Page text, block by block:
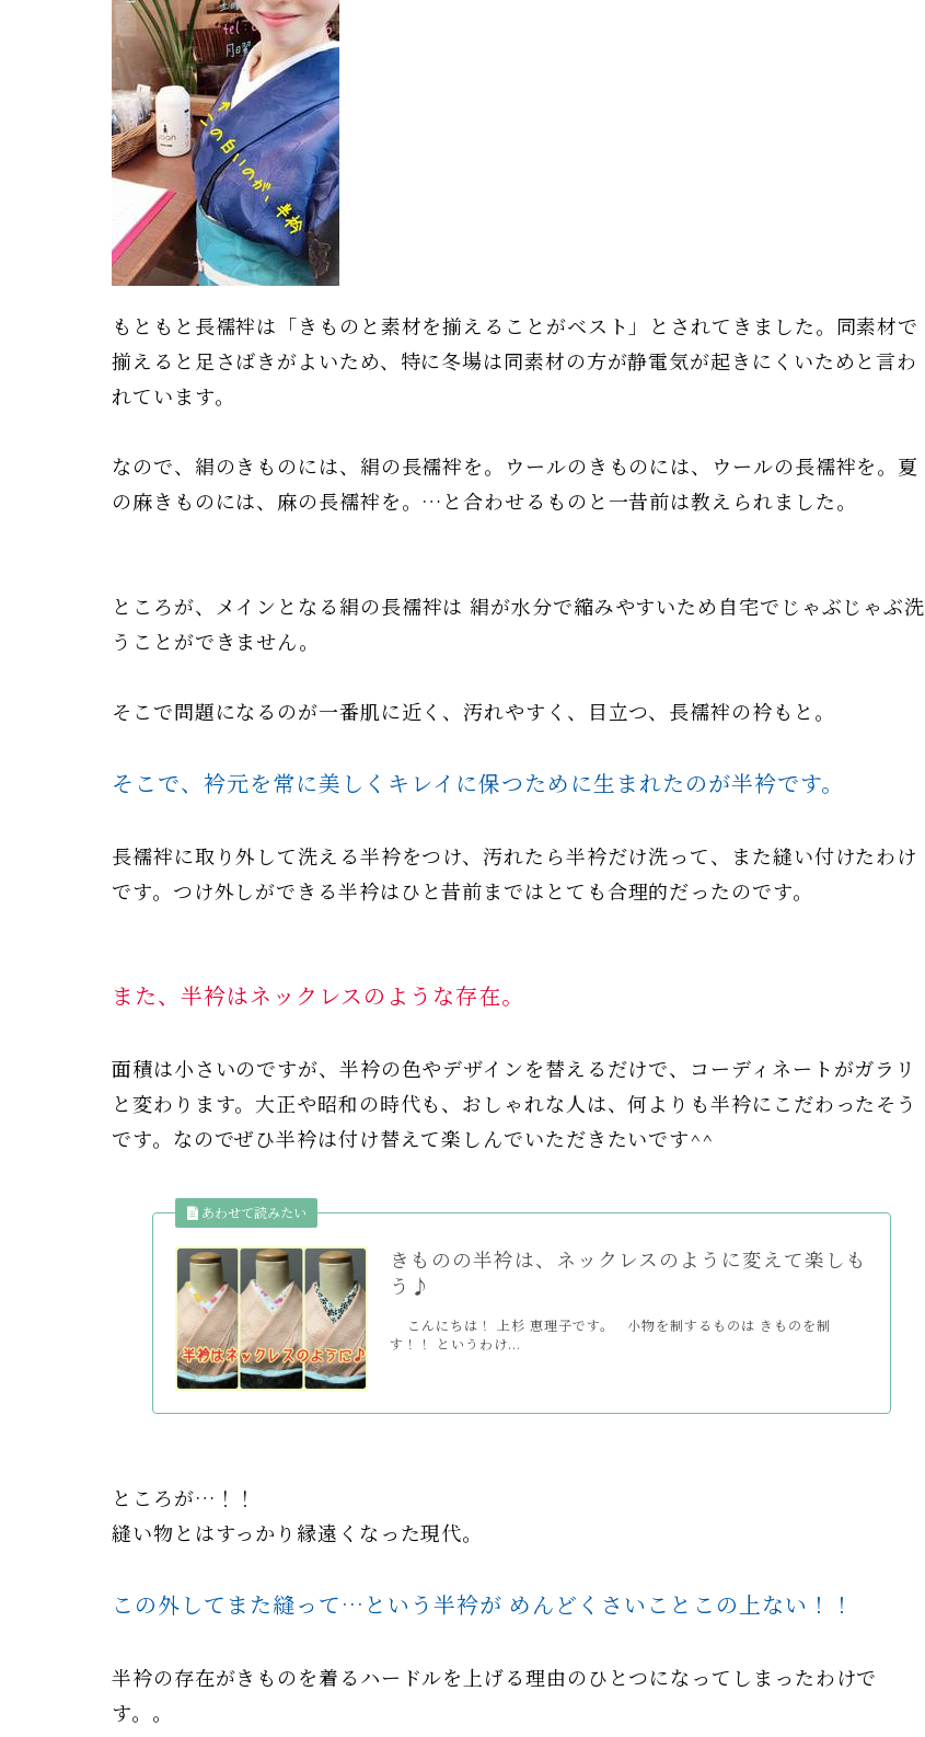
もともと長襦袢は「きものと素材を揃えることがベスト」とされてきました。同素材で
揃えると足さばきがよいため、特に冬場は同素材の方が静電気が起きにくいためと言わ
れています。
なので、絹のきものには、絹の長襦袢を。ウールのきものには、ウールの長襦袢を。夏
の麻きものには、麻の長襦袢を。…と合わせるものと一昔前は教えられました。
ところが、メインとなる絹の長襦袢は 絹が水分で縮みやすいため自宅でじゃぶじゃぶ洗
うことができません。
そこで問題になるのが一番肌に近く、汚れやすく、目立つ、長襦袢の衿もと。
そこで、 衿元を常に美しくキレイに保つため に生まれたのが半衿です。
長襦袢に取り外して洗える半衿をつけ、汚れたら半衿だけ洗って、また縫い付けたわけ
です。 つけ外しができる半衿はひと昔前まではとても合理的だったのです。
また、半衿はネックレスのような存在。
面積は小さいのですが、半衿の色やデザインを替えるだけで、コーディネートがガラリ
と変わります。大正や昭和の時代も、おしゃれな人は、何よりも半衿にこだわったそう
です。なのでぜひ半衿は付け替えて楽しんでいただきたいです^^
きものの半衿は、ネックレスのように変えて楽しも
う♪
こんにちは！ 上杉 恵理子です。 小物を制するものは きものを制
す！！ というわけ...
ところが…！！
縫い物とはすっかり縁遠くなった現代。
この外してまた縫って…という半衿が めんどくさいことこの上ない！！
半衿の存在がきものを着るハードルを上げる理由のひとつになってしまったわけで
す。。